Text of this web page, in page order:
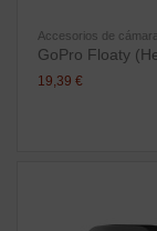
Accesorios de
GoPro Floaty
19,39 €